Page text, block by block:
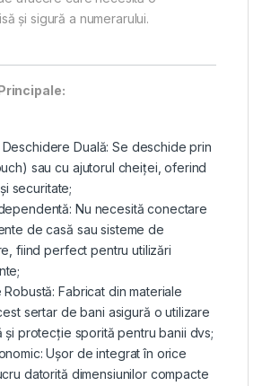
și sigură a numerarului.
Duală: Se deschide prin
sau cu ajutorul cheiței, oferind
securitate;
Nu necesită conectare
de casă sau sisteme de
fiind perfect pentru utilizări
Fabricat din materiale
sertar de bani asigură o utilizare
și protecție sporită pentru banii dvs;
Ușor de integrat în orice
datorită dimensiunilor compacte